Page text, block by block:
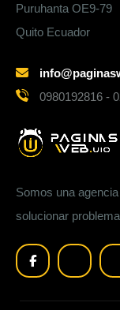
Puruhanta OE9-79
Quito Ecuador
0980192816 -
Somos una
solucionar